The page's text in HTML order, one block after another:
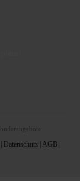
Datenschutz| AGB